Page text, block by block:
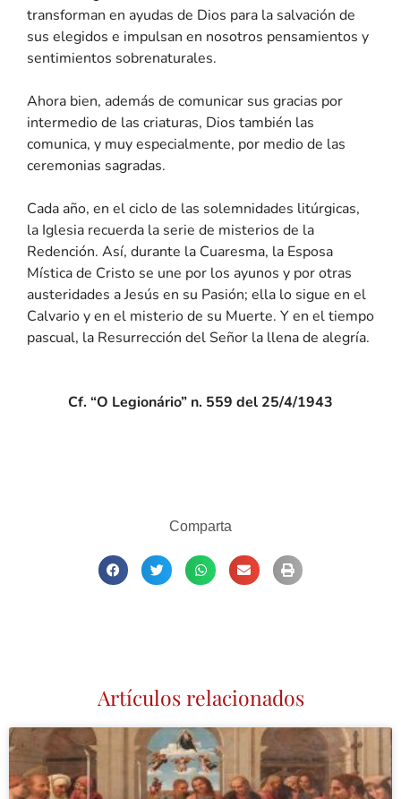
transforman en ayudas de Dios para la salvación de
sus elegidos e impulsan en nosotros pensamientos y
sentimientos sobrenaturales.
Ahora bien, además de comunicar sus gracias por
intermedio de las criaturas, Dios también las
comunica, y muy especialmente, por medio de las
ceremonias sagradas.
Cada año, en el ciclo de las solemnidades litúrgicas,
la Iglesia recuerda la serie de misterios de la
Redención. Así, durante la Cuaresma, la Esposa
Mística de Cristo se une por los ayunos y por otras
austeridades a Jesús en su Pasión; ella lo sigue en el
Calvario y en el misterio de su Muerte. Y en el tiempo
pascual, la Resurrección del Señor la llena de alegría.
Cf. “O Legionário” n. 559 del 25/4/1943
Comparta
Artículos relacionados